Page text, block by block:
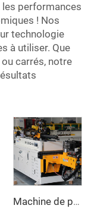
performances
! Nos
technologie
à utiliser. Que
carrés, notre
Machine de pliage de tuyaux à double bras automatique système de formage de tubes CNC simultané 2-voies pour système d'échappement & rampes machine de pliage de tuyaux